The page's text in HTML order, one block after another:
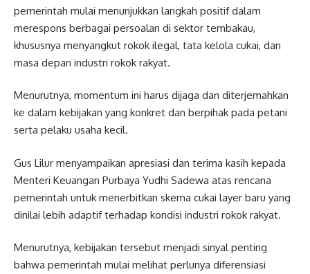
pemerintah mulai menunjukkan langkah positif dalam
merespons berbagai persoalan di sektor tembakau,
khususnya menyangkut rokok ilegal, tata kelola cukai, dan
masa depan industri rokok rakyat.
Menurutnya, momentum ini harus dijaga dan diterjemahkan
ke dalam kebijakan yang konkret dan berpihak pada petani
serta pelaku usaha kecil.
Gus Lilur menyampaikan apresiasi dan terima kasih kepada
Menteri Keuangan Purbaya Yudhi Sadewa atas rencana
pemerintah untuk menerbitkan skema cukai layer baru yang
dinilai lebih adaptif terhadap kondisi industri rokok rakyat.
Menurutnya, kebijakan tersebut menjadi sinyal penting
bahwa pemerintah mulai melihat perlunya diferensiasi